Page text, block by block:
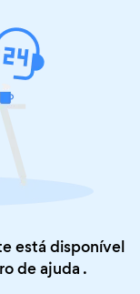
está disponível
de ajuda .